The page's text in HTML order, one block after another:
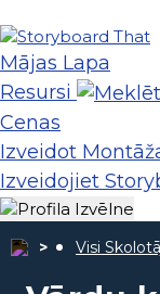
Mājas Lapa
Resursi
Cenas
Izveidot
Izveidojiet
Visi